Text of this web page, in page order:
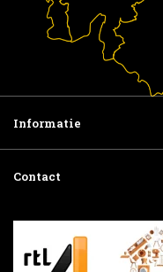
Informatie
Contact